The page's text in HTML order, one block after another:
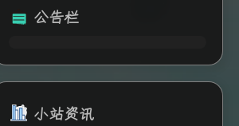
公告栏
小站资讯